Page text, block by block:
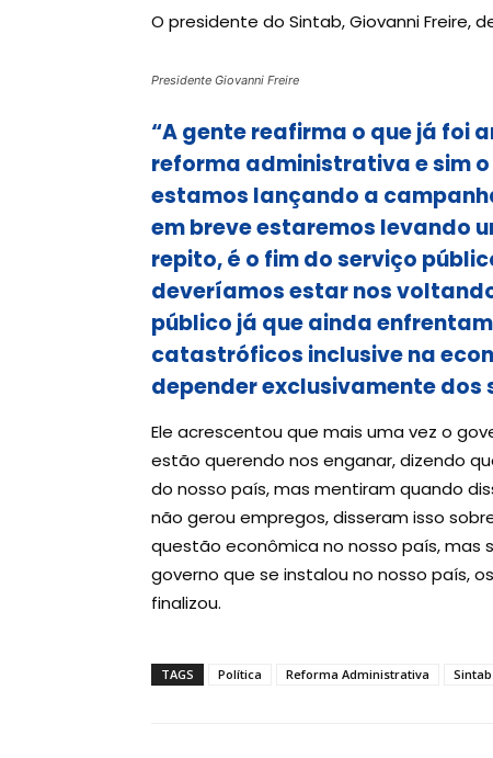
O presidente do Sintab, Giovanni Freire,
Presidente Giovanni Freire
“A gente reafirma o que já foi
reforma administrativa e sim
estamos lançando a
em breve estaremos levando
repito, é o fim do serviço
deveríamos estar nos
público já que ainda
catastróficos inclusive na
depender exclusivamente dos
Ele acrescentou que mais uma vez o
estão querendo nos enganar, dizendo
do nosso país, mas mentiram quando
não gerou empregos, disseram isso
questão econômica no nosso país, mas
governo que se instalou no nosso país,
finalizou.
TAGS Política Reforma Administrativa Sintab